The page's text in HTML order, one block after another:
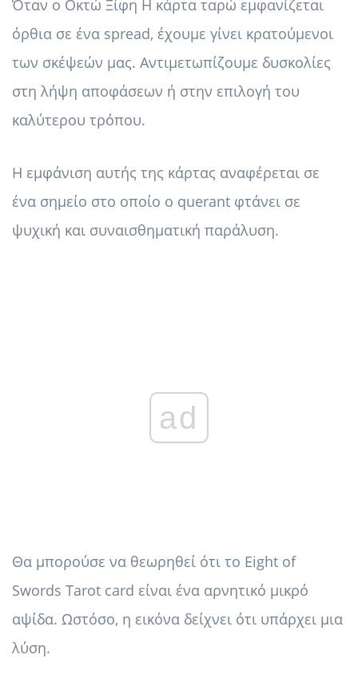
Όταν ο Οκτώ Ξίφη Η κάρτα ταρώ εμφανίζεται
όρθια σε ένα spread, έχουμε γίνει κρατούμενοι
των σκέψεών μας. Αντιμετωπίζουμε δυσκολίες
στη λήψη αποφάσεων ή στην επιλογή του
καλύτερου τρόπου.
Η εμφάνιση αυτής της κάρτας αναφέρεται σε
ένα σημείο στο οποίο ο querant φτάνει σε
ψυχική και συναισθηματική παράλυση.
ad
Θα μπορούσε να θεωρηθεί ότι το Eight of
Swords Tarot card είναι ένα αρνητικό μικρό
αψίδα. Ωστόσο, η εικόνα δείχνει ότι υπάρχει μια
λύση.